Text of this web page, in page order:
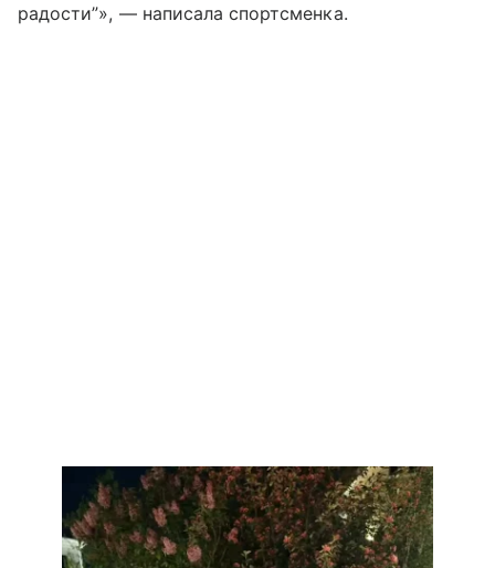
радости”», — написала спортсменка.